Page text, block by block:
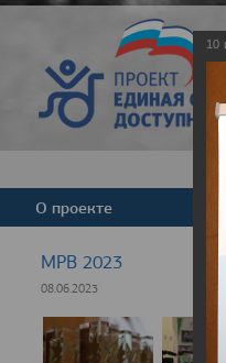
О проекте
МРВ 2023
08.06.2023
10